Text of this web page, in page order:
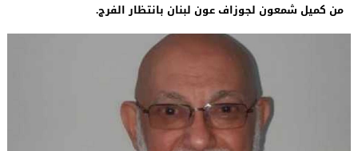
من كميل شمعون لجوزاف عون لبنان بانتظار الفرج.